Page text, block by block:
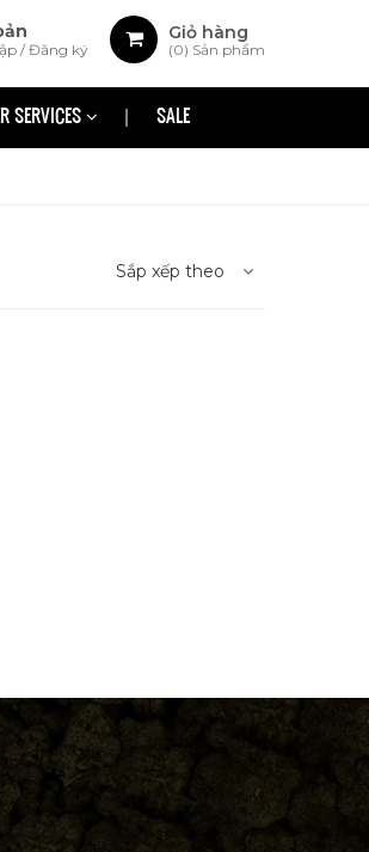
Giỏ hàng
(0) Sản phẩm
/Đăng ký
SERVICES SALE
Sắp xếp theo